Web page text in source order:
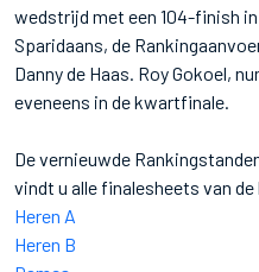
wedstrijd met een 104-finish
Sparidaans, de
Danny de Haas. Roy Gokoel,
eveneens in de kwartfinale.
De vernieuwde
vindt u alle finalesheets van
Heren A
Heren B